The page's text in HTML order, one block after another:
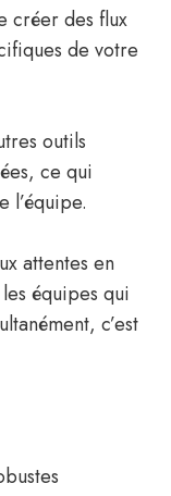
créer des flux
de votre
outils
ce qui
l’équipe.
attentes en
équipes qui
c’est